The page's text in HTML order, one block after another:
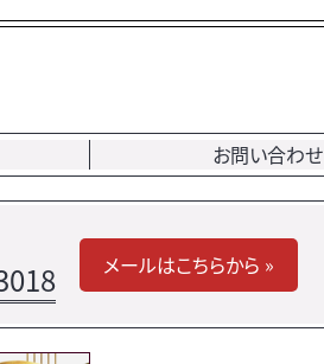
お問い合わせ
メールはこちらから »